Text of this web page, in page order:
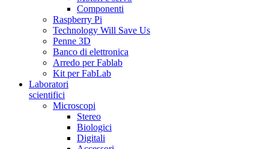
Componenti
Raspberry Pi
Technology Will Save Us
Penne 3D
Banco di elettronica
Arredo per Fablab
Kit per FabLab
Laboratori
scientifici
Microscopi
Stereo
Biologici
Digitali